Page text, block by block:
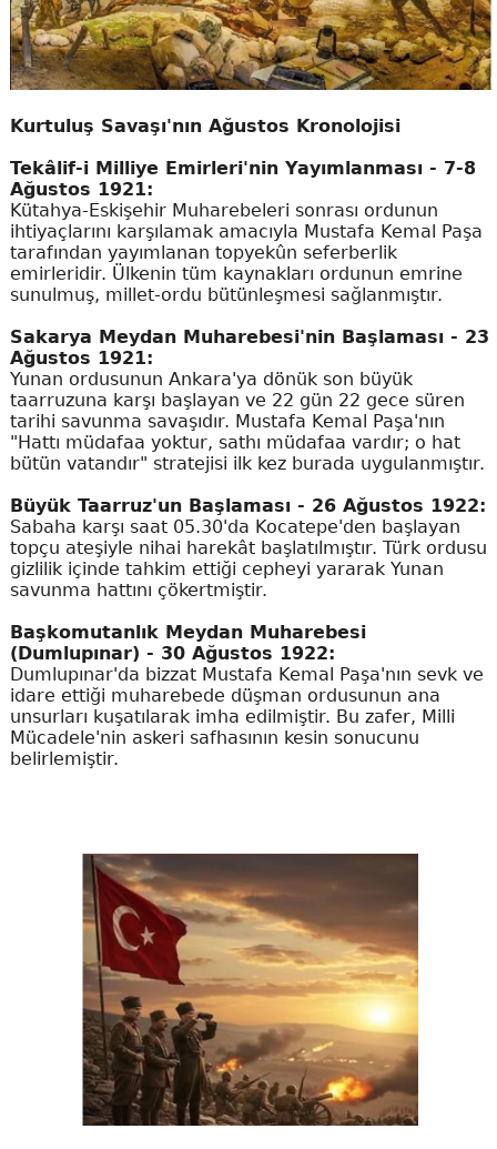
Kurtuluş Savaşı'nın Ağustos Kronolojisi
Tekâlif-i Milliye Emirleri'nin Yayımlanması - 7-8
Ağustos 1921:
Kütahya-Eskişehir Muharebeleri sonrası ordunun
ihtiyaçlarını karşılamak amacıyla Mustafa Kemal Paşa
tarafından yayımlanan topyekûn seferberlik
emirleridir. Ülkenin tüm kaynakları ordunun emrine
sunulmuş, millet-ordu bütünleşmesi sağlanmıştır.
Sakarya Meydan Muharebesi'nin Başlaması - 23
Ağustos 1921:
Yunan ordusunun Ankara'ya dönük son büyük
taarruzuna karşı başlayan ve 22 gün 22 gece süren
tarihi savunma savaşıdır. Mustafa Kemal Paşa'nın
"Hattı müdafaa yoktur, sathı müdafaa vardır; o hat
bütün vatandır" stratejisi ilk kez burada uygulanmıştır.
Büyük Taarruz'un Başlaması - 26 Ağustos 1922:
Sabaha karşı saat 05.30'da Kocatepe'den başlayan
topçu ateşiyle nihai harekât başlatılmıştır. Türk ordusu
gizlilik içinde tahkim ettiği cepheyi yararak Yunan
savunma hattını çökertmiştir.
Başkomutanlık Meydan Muharebesi
(Dumlupınar) - 30 Ağustos 1922:
Dumlupınar'da bizzat Mustafa Kemal Paşa'nın sevk ve
idare ettiği muharebede düşman ordusunun ana
unsurları kuşatılarak imha edilmiştir. Bu zafer, Milli
Mücadele'nin askeri safhasının kesin sonucunu
belirlemiştir.